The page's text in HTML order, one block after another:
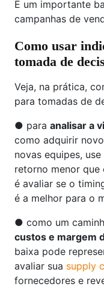
É um importante
campanhas de
Como usar
tomada de
Veja, na prática,
para tomadas de
● para analisar a
como adquirir
novas equipes,
retorno menor que
é avaliar se o
é a melhor para o
● como um
custos e margem
baixa pode
avaliar sua supply
fornecedores e